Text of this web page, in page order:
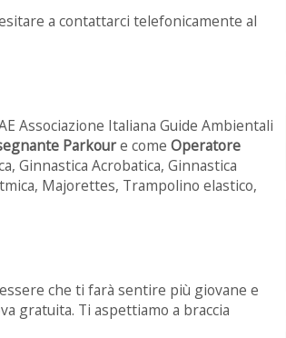
a contattarci telefonicamente al
Associazione Italiana Guide Ambientali
Parkoure come Operatore
Ginnastica Acrobatica, Ginnastica
Majorettes, Trampolino elastico,
che ti farà sentire più giovane e
gratuita. Ti aspettiamo a braccia